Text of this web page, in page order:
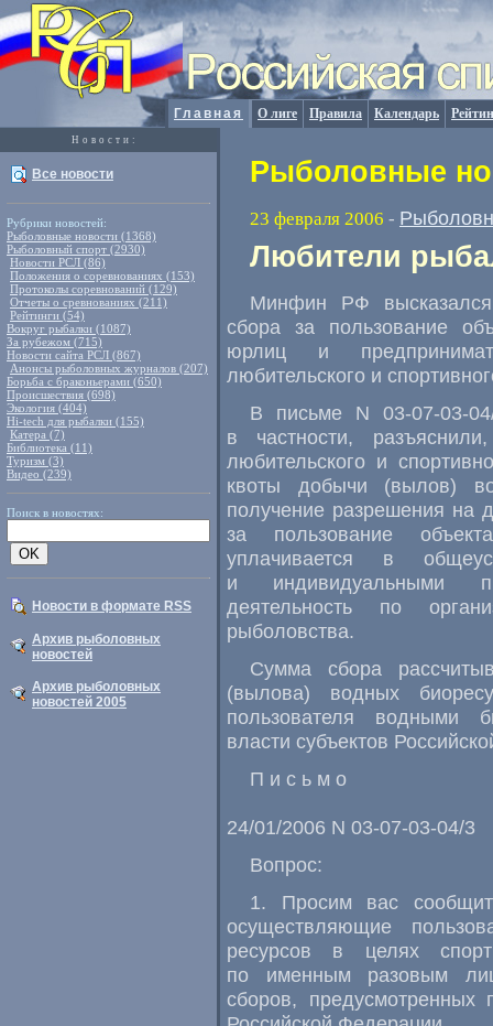
Главная О лиге Правила Календарь
Новости:
Все новости
Рубрики новостей:
Рыболовные новости (1368)
Рыболовный спорт (2930)
Новости РСЛ (86)
Положения о соревнованиях (153)
Протоколы соревнований (129)
Отчеты о сревнованиях (211)
Рейтинги (54)
Вокруг рыбалки (1087)
За рубежом (715)
Новости сайта РСЛ (867)
Анонсы рыболовных журналов (207)
Борьба с браконьерами (650)
Происшествия (698)
Экология (404)
Hi-tech для рыбалки (155)
Катера (7)
Библиотека (11)
Туризм (3)
Видео (239)
Поиск в новостях:
Новости в формате RSS
Архив рыболовных
новостей
Архив рыболовных
новостей 2005
Рыболовные
23 февраля 2006 -
Любители
Минфин РФ
сбора за пользование
юрлиц и
любительского и
В письме N 03-07-03-
в частности,
любительского и
квоты добычи (вылов)
получение разрешения на
за пользование
уплачивается в
и индивидуальными
деятельность по
рыболовства.
Сумма сбора
(вылова) водных
пользователя водными
власти субъектов
П и с ь м о
24/01/2006 N 03-07-03-04/3
Вопрос:
1. Просим вас
осуществляющие
ресурсов в целях
по именным разовым
сборов, предусмотренных